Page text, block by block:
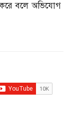
করে বলে অভিযোগ